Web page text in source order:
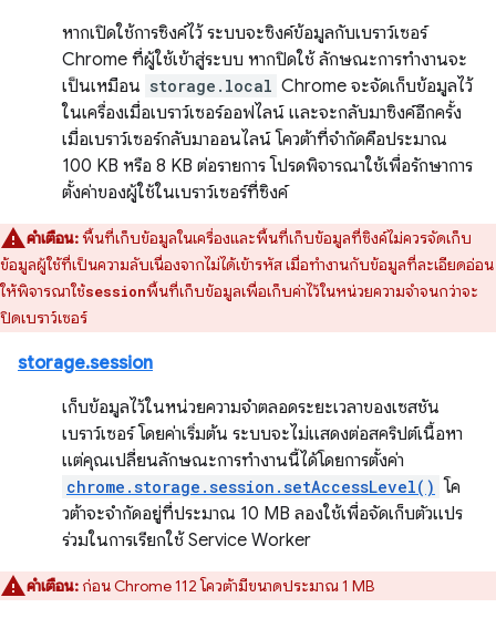
หากเปิดใช้การซิงค์ไว้ ระบบจะซิงค์ข้อมูลกับเบราว์เซอร์
Chrome ที่ผู้ใช้เข้าสู่ระบบ หากปิดใช้ ลักษณะการทำงานจะ
เป็นเหมือน storage.local Chrome จะจัดเก็บข้อมูลไว้
ในเครื่องเมื่อเบราว์เซอร์ออฟไลน์ และจะกลับมาซิงค์อีกครั้ง
เมื่อเบราว์เซอร์กลับมาออนไลน์ โควต้าที่จำกัดคือประมาณ
100 KB หรือ 8 KB ต่อรายการ โปรดพิจารณาใช้เพื่อรักษาการ
ตั้งค่าของผู้ใช้ในเบราว์เซอร์ที่ซิงค์
คำเตือน:พื้นที่เก็บข้อมูลในเครื่องและพื้นที่เก็บข้อมูลที่ซิงค์ไม่ควรจัดเก็บ
ข้อมูลผู้ใช้ที่เป็นความลับเนื่องจากไม่ได้เข้ารหัส เมื่อทำงานกับข้อมูลที่ละเอียดอ่อน
ให้พิจารณาใช้sessionพื้นที่เก็บข้อมูลเพื่อเก็บค่าไว้ในหน่วยความจำจนกว่าจะ
ปิดเบราว์เซอร์
storage.session
เก็บข้อมูลไว้ในหน่วยความจำตลอดระยะเวลาของเซสชัน
เบราว์เซอร์ โดยค่าเริ่มต้น ระบบจะไม่แสดงต่อสคริปต์เนื้อหา
แต่คุณเปลี่ยนลักษณะการทำงานนี้ได้โดยการตั้งค่า
chrome.storage.session.setAccessLevel() โค
วต้าจะจำกัดอยู่ที่ประมาณ 10 MB ลองใช้เพื่อจัดเก็บตัวแปร
ร่วมในการเรียกใช้ Service Worker
คำเตือน: ก่อน Chrome 112 โควต้ามีขนาดประมาณ 1 MB